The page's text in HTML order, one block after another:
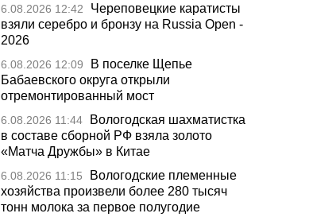
6.08.2026 12:42
Череповецкие каратисты
взяли серебро и бронзу на Russia Open -
2026
6.08.2026 12:09
В поселке Щепье
Бабаевского округа открыли
отремонтированный мост
6.08.2026 11:44
Вологодская шахматистка
в составе сборной РФ взяла золото
«Матча Дружбы» в Китае
6.08.2026 11:15
Вологодские племенные
хозяйства произвели более 280 тысяч
тонн молока за первое полугодие